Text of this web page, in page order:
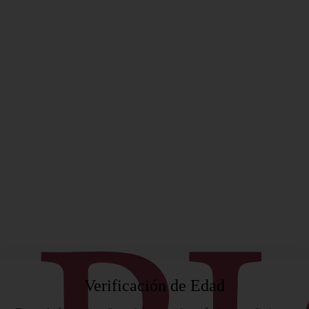
Verificación de Edad